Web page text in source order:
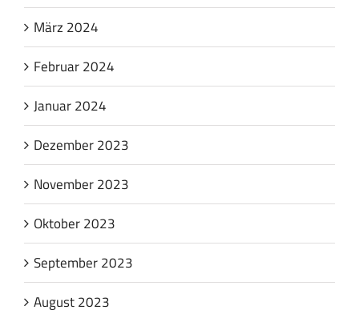
März 2024
Februar 2024
Januar 2024
Dezember 2023
November 2023
Oktober 2023
September 2023
August 2023